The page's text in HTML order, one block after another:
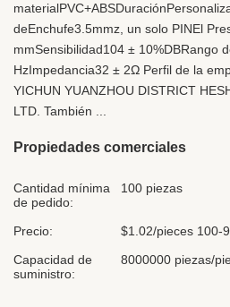
deEnchufe3.5mmz, un solo PINEl
mmSensibilidad104 ± 10%DBRango
HzImpedancia32 ± 2Ω Perfil de la
YICHUN YUANZHOU DISTRICT
LTD. También ...
Propiedades comerciales
Cantidad mínima
de pedido:
100 piezas
Precio:
$1.02/pieces 100-
Capacidad de
suministro:
8000000 piezas/